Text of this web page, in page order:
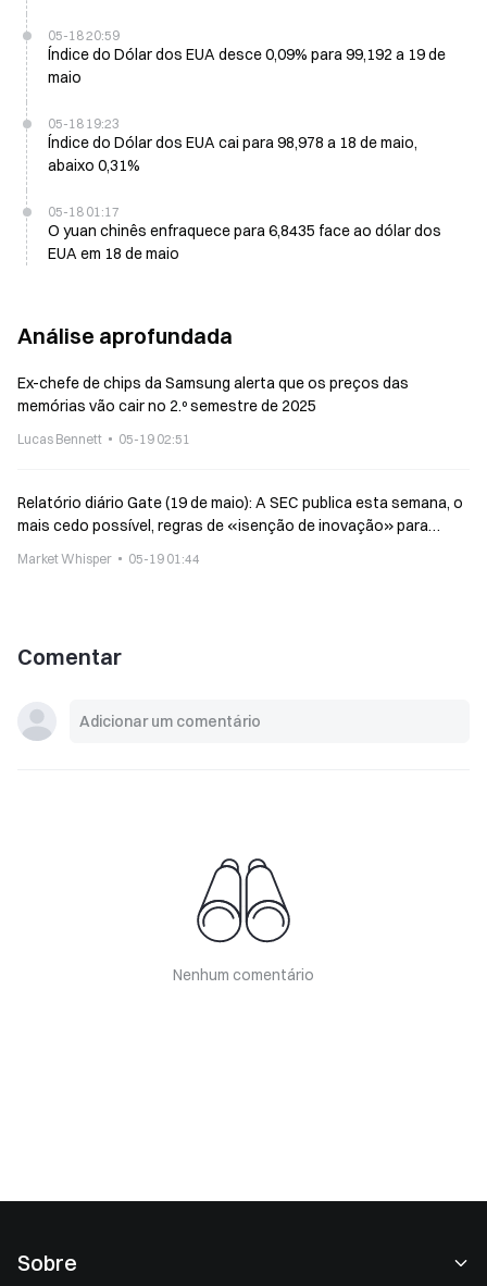
05-18 20:59
Índice do Dólar dos EUA desce 0,09% para 99,192 a 19 de
maio
05-18 19:23
Índice do Dólar dos EUA cai para 98,978 a 18 de maio,
abaixo 0,31%
05-18 01:17
O yuan chinês enfraquece para 6,8435 face ao dólar dos
EUA em 18 de maio
Análise aprofundada
Ex-chefe de chips da Samsung alerta que os preços das
memórias vão cair no 2.º semestre de 2025
Lucas Bennett 05-19 02:51
Relatório diário Gate (19 de maio): A SEC publica esta semana, o
mais cedo possível, regras de «isenção de inovação» para
Market Whisper 05-19 01:44
Comentar
Nenhum comentário
Sobre